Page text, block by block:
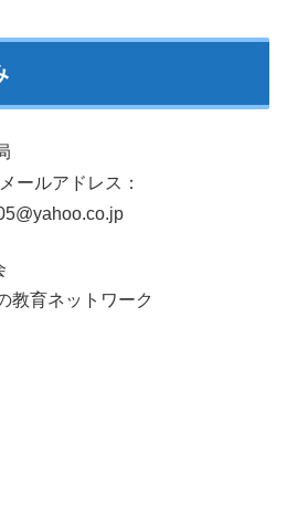
ールアドレス：
教育ネットワーク